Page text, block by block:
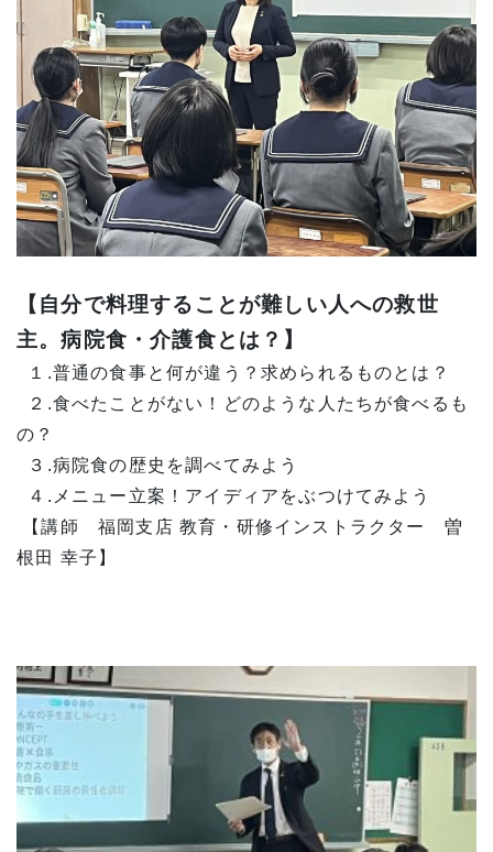
【自分で料理することが難しい人への救世
主。病院食・介護食とは？】
１.普通の食事と何が違う？求められるものとは？
２.食べたことがない！どのような人たちが食べるも
の？
３.病院食の歴史を調べてみよう
４.メニュー立案！アイディアをぶつけてみよう
【講師 福岡支店 教育・研修インストラクター 曽
根田 幸子】